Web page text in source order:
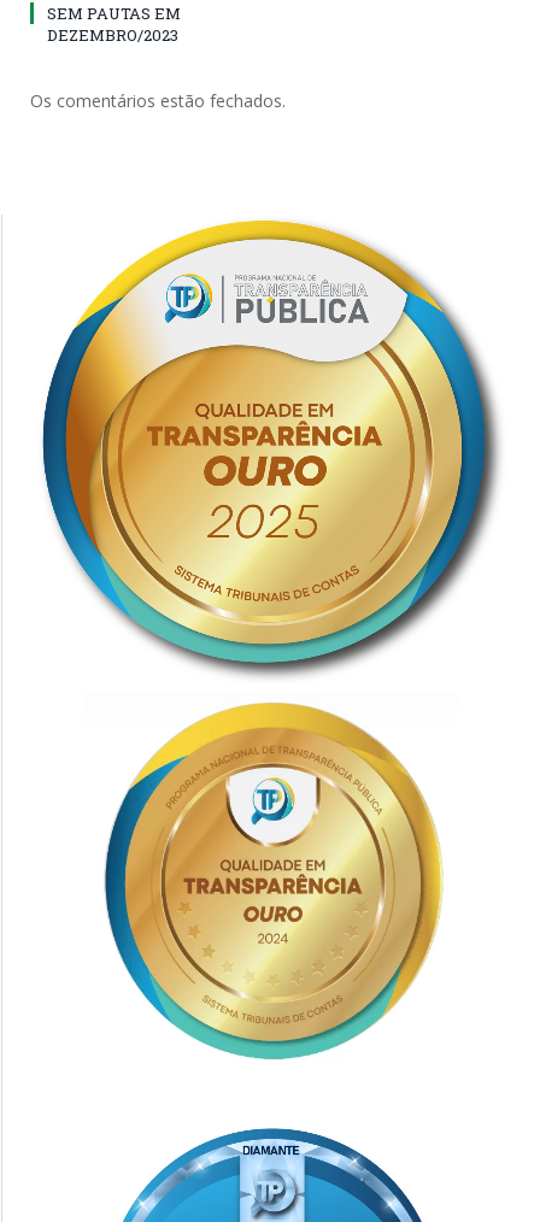
SEM PAUTAS EM
DEZEMBRO/2023
Os comentários estão fechados.